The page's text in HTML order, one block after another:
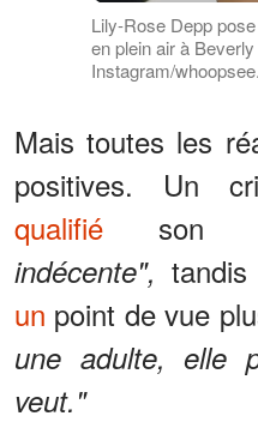
Lily-Rose Depp
en plein air à
Instagram/
Mais toutes les
positives. Un
qualifié son
indécente",
un point de vue
une adulte, elle
veut."